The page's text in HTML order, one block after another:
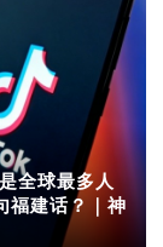
全球最多人
福建话？｜神